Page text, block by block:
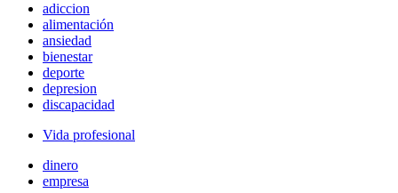
adiccion
alimentación
ansiedad
bienestar
deporte
depresion
discapacidad
Vida profesional
dinero
empresa